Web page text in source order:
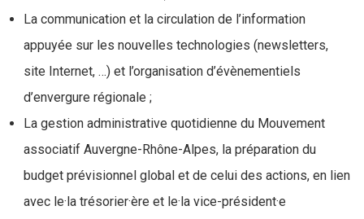
La communication et la circulation de l’information
appuyée sur les nouvelles technologies (newsletters,
site Internet, …) et l’organisation d’évènementiels
d’envergure régionale ;
La gestion administrative quotidienne du Mouvement
associatif Auvergne-Rhône-Alpes, la préparation du
budget prévisionnel global et de celui des actions, en lien
avec le·la trésorier·ère et le·la vice-président·e